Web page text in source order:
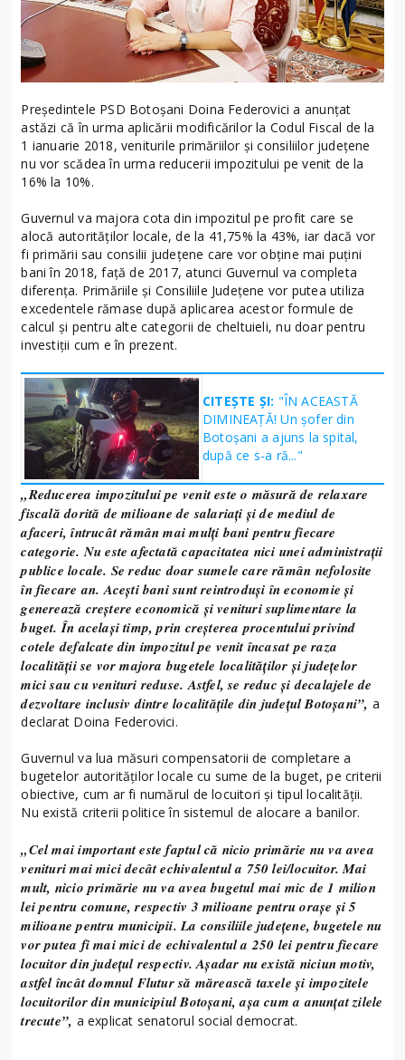
Președintele PSD Botoșani Doina Federovici a anunțat
astăzi că în urma aplicării modificărilor la Codul Fiscal de la
1 ianuarie 2018, veniturile primăriilor și consiliilor județene
nu vor scădea în urma reducerii impozitului pe venit de la
16% la 10%.
Guvernul va majora cota din impozitul pe profit care se
alocă autorităților locale, de la 41,75% la 43%, iar dacă vor
fi primării sau consilii județene care vor obține mai puțini
bani în 2018, față de 2017, atunci Guvernul va completa
diferența. Primăriile și Consiliile Județene vor putea utiliza
excedentele rămase după aplicarea acestor formule de
calcul și pentru alte categorii de cheltuieli, nu doar pentru
investiții cum e în prezent.
CITEȘTE ȘI: "ÎN ACEASTĂ
DIMINEAȚĂ! Un șofer din
Botoșani a ajuns la spital,
după ce s-a ră..."
„Reducerea impozitului pe venit este o măsură de relaxare
fiscală dorită de milioane de salariați și de mediul de
afaceri, întrucât rămân mai mulți bani pentru fiecare
categorie. Nu este afectată capacitatea nici unei administrații
publice locale. Se reduc doar sumele care rămân nefolosite
în fiecare an. Acești bani sunt reintroduși în economie și
generează creștere economică și venituri suplimentare la
buget. În același timp, prin creșterea procentului privind
cotele defalcate din impozitul pe venit încasat pe raza
localității se vor majora bugetele localităţilor şi judeţelor
mici sau cu venituri reduse. Astfel, se reduc și decalajele de
dezvoltare inclusiv dintre localităţile din județul Botoșani”, a
declarat Doina Federovici.
Guvernul va lua măsuri compensatorii de completare a
bugetelor autorităților locale cu sume de la buget, pe criterii
obiective, cum ar fi numărul de locuitori și tipul localității.
Nu există criterii politice în sistemul de alocare a banilor.
„Cel mai important este faptul că nicio primărie nu va avea
venituri mai mici decât echivalentul a 750 lei/locuitor. Mai
mult, nicio primărie nu va avea bugetul mai mic de 1 milion
lei pentru comune, respectiv 3 milioane pentru orașe și 5
milioane pentru municipii. La consiliile județene, bugetele nu
vor putea fi mai mici de echivalentul a 250 lei pentru fiecare
locuitor din județul respectiv. Așadar nu există niciun motiv,
astfel încât domnul Flutur să mărească taxele și impozitele
locuitorilor din municipiul Botoșani, așa cum a anunțat zilele
trecute”, a explicat senatorul social democrat.